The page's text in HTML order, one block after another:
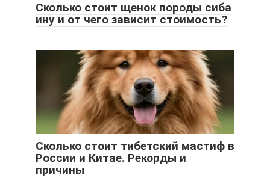
Сколько стоит щенок породы сиба
ину и от чего зависит стоимость?
Сколько стоит тибетский мастиф в
России и Китае. Рекорды и
причины